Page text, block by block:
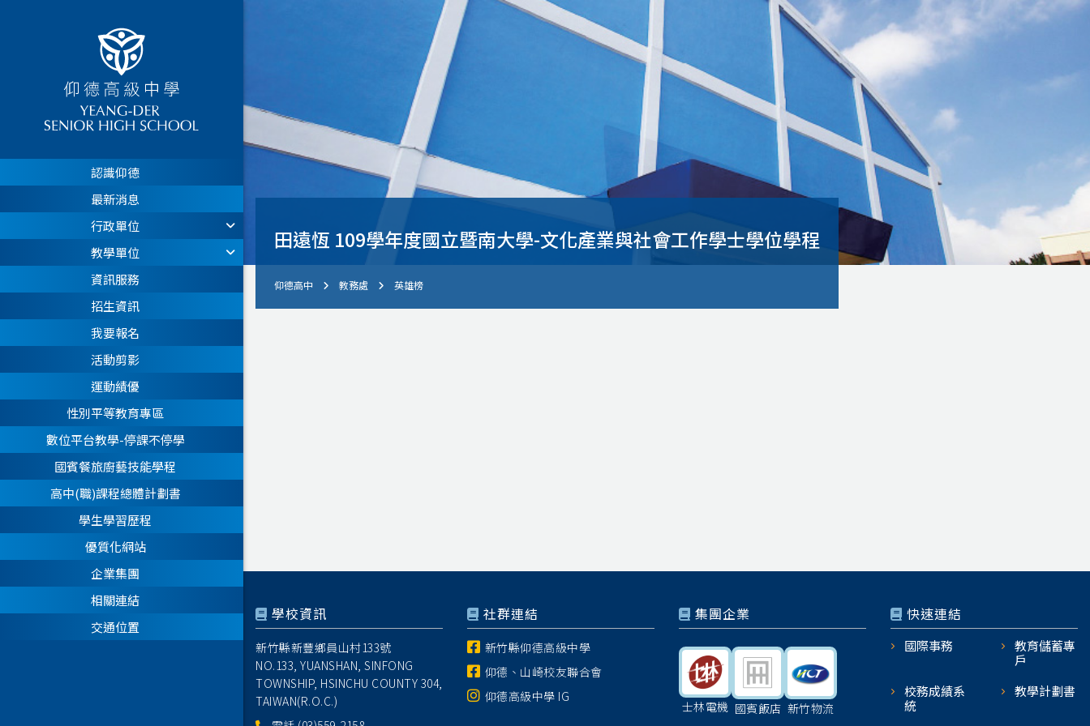
認識仰德
最新消息
行政單位
教學單位
資訊服務
招生資訊
我要報名
活動剪影
運動績優
性別平等教育專區
數位平台教學-停課不停學
國賓餐旅廚藝技能學程
高中(職)課程總體計劃書
學生學習歷程
優質化網站
企業集團
相關連結
交通位置
田遠恆 109學年度國立暨南大學-文化產業與社會工作學士學位學程
仰德高中 教務處 英雄榜
學校資訊
新竹縣新豐鄉員山村133號
NO.133, YUANSHAN, SINFONG
TOWNSHIP, HSINCHU COUNTY 304,
TAIWAN(R.O.C.)
社群連結
新竹縣仰德高級中學
仰德、山崎校友聯合會
仰德高級中學 IG
集團企業
士林電機 國賓飯店 新竹物流
快速連結
國際事務
教育儲蓄專
戶
校務成績系
統
教學計劃書